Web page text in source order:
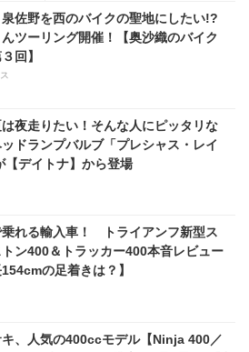
ツアーバッグ〜
佐野を西のバイクの聖地にしたい!?
ツーリング開催！【奥沙織のバイク
回】
夜走りたい！そんな人にピッタリな
ドランプバルブ「プレシャス・レイ
【デイトナ】から登場
乗れる輸入車！ トライアンフ新型ス
ン400＆トラッカー400本音レビュー
154cmの足着きは？】
キ、人気の400ccモデル【Ninja 400／